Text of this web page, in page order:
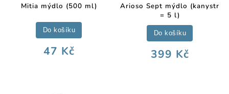
Mitia mýdlo (500 ml)
47 Kč
Do košíku
Arioso Sept mýdlo (kanystr
= 5 l)
399 Kč
Do košíku